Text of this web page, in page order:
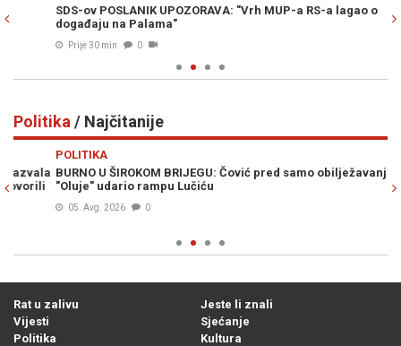
SDS-ov POSLANIK UPOZORAVA: "Vrh MUP-a RS-a lagao o
događaju na Palama"
Prije 30 min 0
Politika / Najčitanije
POLITIKA
BURNO U ŠIROKOM BRIJEGU: Čović pred samo obilježavanje
"Oluje" udario rampu Lučiću
05. Avg. 2026 0
Rat u zalivu
Vijesti
Politika
Jeste li znali
Sjećanje
Kultura